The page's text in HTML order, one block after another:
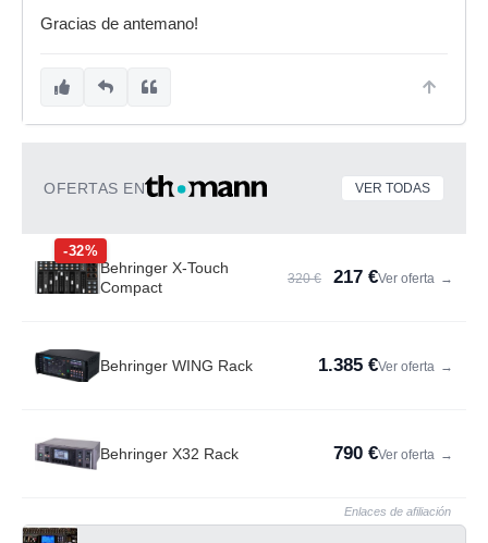
Gracias de antemano!
OFERTAS EN VER TODAS
-32%
Behringer X-Touch
Compact
320 € 217 €Ver oferta →
Behringer WING Rack 1.385 €Ver oferta →
Behringer X32 Rack 790 €Ver oferta →
Enlaces de afiliación